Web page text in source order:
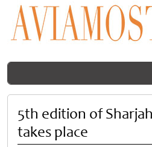
5th edition of
takes place